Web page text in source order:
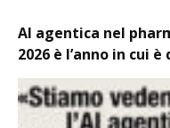
AI agentica nel
2026 è l’anno in cui